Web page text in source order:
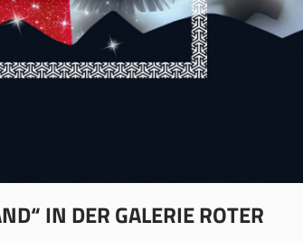
IN DER GALERIE ROTER